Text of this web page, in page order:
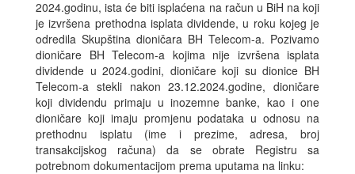
2024.godinu, ista će biti isplaćena na račun u BiH na koji
je izvršena prethodna isplata dividende, u roku kojeg je
odredila Skupština dioničara BH Telecom-a. Pozivamo
dioničare BH Telecom-a kojima nije izvršena isplata
dividende u 2024.godini, dioničare koji su dionice BH
Telecom-a stekli nakon 23.12.2024.godine, dioničare
koji dividendu primaju u inozemne banke, kao i one
dioničare koji imaju promjenu podataka u odnosu na
prethodnu isplatu (ime i prezime, adresa, broj
transakcijskog računa) da se obrate Registru sa
potrebnom dokumentacijom prema uputama na linku: